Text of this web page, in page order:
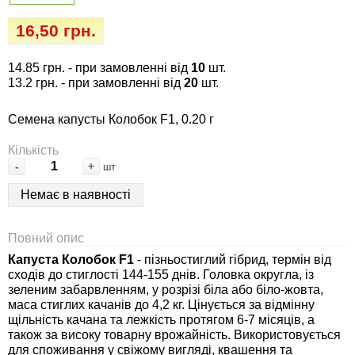
16,50 грн.
14.85 грн. - при замовленні від 10 шт.
13.2 грн. - при замовленні від 20 шт.
Семена капусты Колобок F1, 0.20 г
Кількість
- + шт
Немає в наявності
Повний опис
Капуста Колобок F1 - пізньостиглий гібрид, термін від
сходів до стиглості 144-155 днів. Головка округла, із
зеленим забарвленням, у розрізі біла або біло-жовта,
маса стиглих качанів до 4,2 кг. Цінується за відмінну
щільність качана та лежкість протягом 6-7 місяців, а
також за високу товарну врожайність. Використовується
для споживання у свіжому вигляді, квашення та
Семена перца
Семена петрушки
Семена пряных трав
Семена редиса
Семена редьки
Семена салата
Семена свеклы
Семена сельдерея
Удобрения «Сударушка», «Рязаночка»
100 г
Удобрения «Чистый лист» кристаллические
Опрыскиватели
Горшки для цветов, кашпо
Перчатки
Тенты
Средства защиты от колорадского жука
Средства защиты от тараканов, прусаков,
клопов, блох, домашних и садовых муравьев
Средства защиты от комаров, москитов,
клещей, ос, мошек, слепней